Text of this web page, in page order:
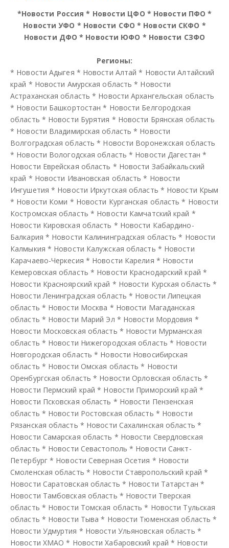
*Новости Россия * Новости ЦФО * Новости ПФО *
Новости УФО * Новости СФО * Новости СКФО *
Новости ДФО * Новости ЮФО * Новости СЗФО
Регионы:
* Новости Адыгея * Новости Алтай * Новости Алтайский
край * Новости Амурская область * Новости
Астраханская область * Новости Архангельская область
* Новости Башкортостан * Новости Белгородская
область * Новости Бурятия * Новости Брянская область
* Новости Владимирская область * Новости
Волгоградская область * Новости Воронежская область
* Новости Вологодская область * Новости Дагестан *
Новости Еврейская область * Новости Забайкальский
край * Новости Ивановская область * Новости
Ингушетия * Новости Иркутская область * Новости Крым
* Новости Коми * Новости Курганская область * Новости
Костромская область * Новости Камчатский край *
Новости Кировская область * Новости Кабардино-
Балкария * Новости Калининградская область * Новости
Калмыкия * Новости Калужская область * Новости
Карачаево-Черкесия * Новости Карелия * Новости
Кемеровская область * Новости Краснодарский край *
Новости Красноярский край * Новости Курская область *
Новости Ленинградская область * Новости Липецкая
область * Новости Москва * Новости Магаданская
область * Новости Марий Эл * Новости Мордовия *
Новости Московская область * Новости Мурманская
область * Новости Нижегородская область * Новости
Новгородская область * Новости Новосибирская
область * Новости Омская область * Новости
Оренбургская область * Новости Орловская область *
Новости Пермский край * Новости Приморский край *
Новости Псковская область * Новости Пензенская
область * Новости Ростовская область * Новости
Рязанская область * Новости Сахалинская область *
Новости Самарская область * Новости Свердловская
область * Новости Севастополь * Новости Санкт-
Петербург* Новости Северная Осетия * Новости
Смоленская область * Новости Ставропольский край *
Новости Саратовская область * Новости Татарстан *
Новости Тамбовская область * Новости Тверская
область * Новости Томская область * Новости Тульская
область * Новости Тыва * Новости Тюменская область *
Новости Удмуртия * Новости Ульяновская область *
Новости ХМАО * Новости Хабаровский край * Новости